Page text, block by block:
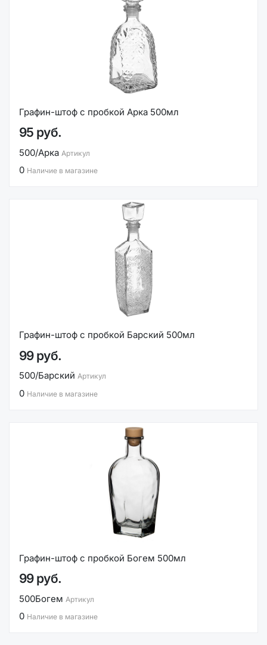
Графин-штоф с пробкой Арка 500мл
95 руб.
500/Арка Артикул
0 Наличие в магазине
Графин-штоф с пробкой Барский 500мл
99 руб.
500/Барский Артикул
0 Наличие в магазине
Графин-штоф с пробкой Богем 500мл
99 руб.
500Богем Артикул
0 Наличие в магазине